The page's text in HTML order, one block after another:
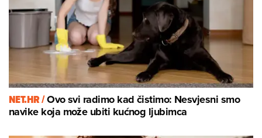
NET.HR /Ovo svi radimo kad čistimo: Nesvjesni smo
navike koja može ubiti kućnog ljubimca